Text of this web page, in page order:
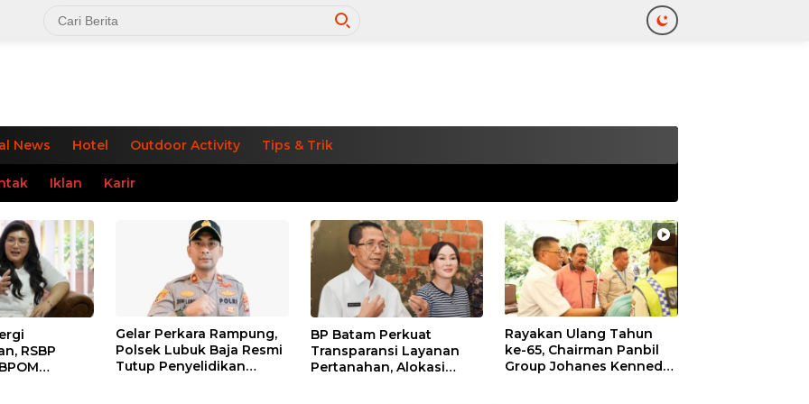
News Hotel Outdoor Activity Tips & Trik
Iklan Karir
RSBP
Gelar Perkara Rampung,
Polsek Lubuk Baja Resmi
Tutup Penyelidikan
BP Batam Perkuat
Transparansi Layanan
Pertanahan, Alokasi
Rayakan Ulang Tahun
ke-65, Chairman Panbil
Group Johanes Kennedy
Diajukan Sebagai